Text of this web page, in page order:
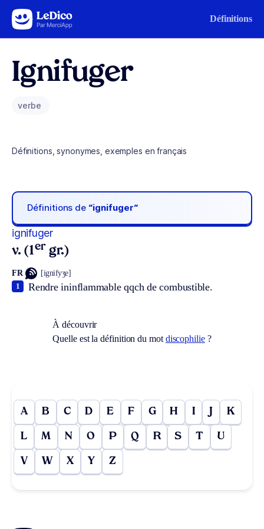
Aller au contenu Définitions
Ignifuger
verbe
Définitions, synonymes, exemples en français
Définitions de “ignifuger“
ignifuger
v. (1er gr.)
FR [ignifyʒe]
Rendre ininflammable qqch de combustible.
1
À découvrir
Quelle est la définition du mot discophilie?
A B C D E F G H I J K
L M N O P Q R S T U
V W X Y Z